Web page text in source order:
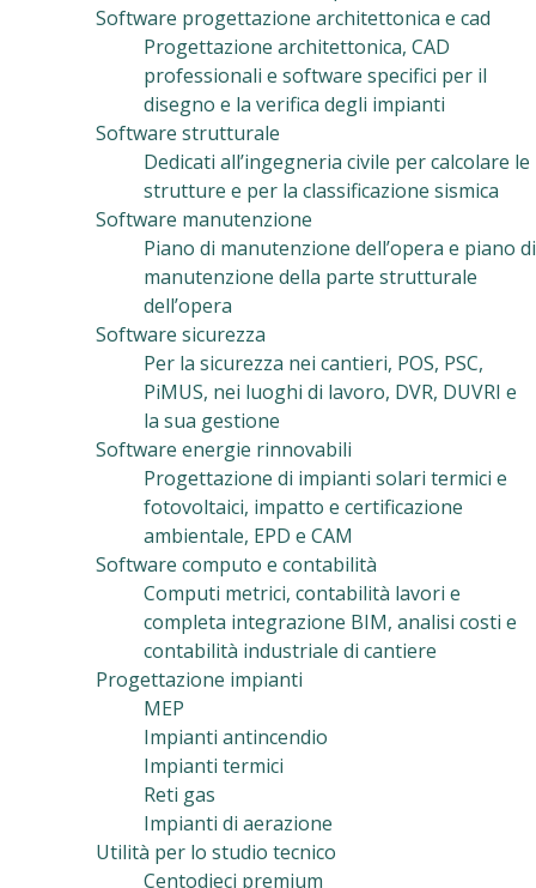
Software progettazione architettonica e cad
Progettazione architettonica, CAD
professionali e software specifici per il
disegno e la verifica degli impianti
Software strutturale
Dedicati all’ingegneria civile per calcolare le
strutture e per la classificazione sismica
Software manutenzione
Piano di manutenzione dell’opera e piano di
manutenzione della parte strutturale
dell’opera
Software sicurezza
Per la sicurezza nei cantieri, POS, PSC,
PiMUS, nei luoghi di lavoro, DVR, DUVRI e
la sua gestione
Software energie rinnovabili
Progettazione di impianti solari termici e
fotovoltaici, impatto e certificazione
ambientale, EPD e CAM
Software computo e contabilità
Computi metrici, contabilità lavori e
completa integrazione BIM, analisi costi e
contabilità industriale di cantiere
Progettazione impianti
MEP
Impianti antincendio
Impianti termici
Reti gas
Impianti di aerazione
Utilità per lo studio tecnico
Centodieci premium